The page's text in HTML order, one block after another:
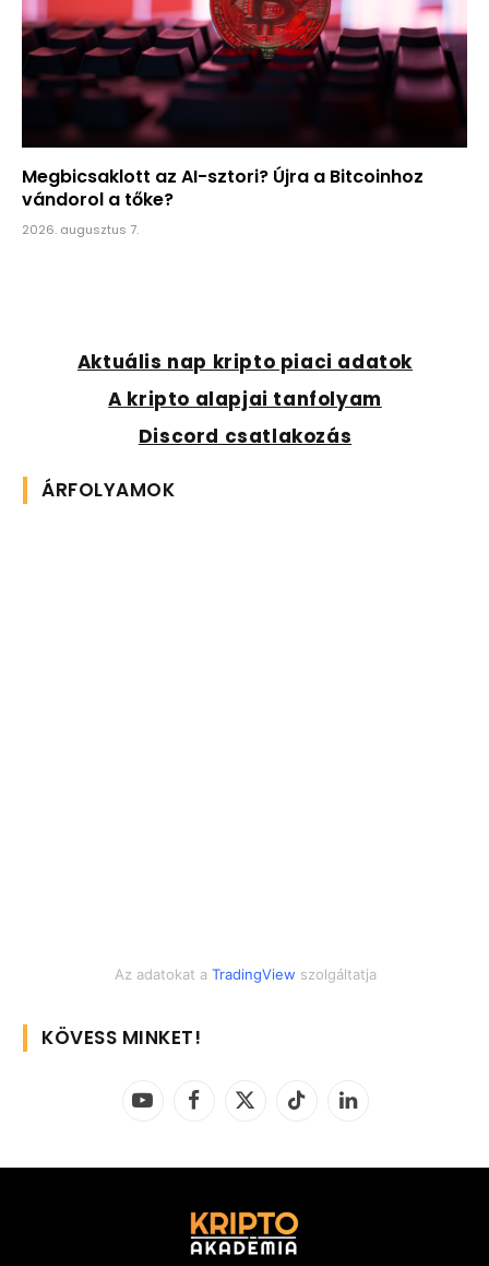
Megbicsaklott az AI-sztori? Újra a Bitcoinhoz
vándorol a tőke?
2026. augusztus 7.
Aktuális nap kripto piaci adatok
A kripto alapjai tanfolyam
Discord csatlakozás
ÁRFOLYAMOK
Az adatokat a TradingView szolgáltatja
KÖVESS MINKET!
YouTubeFacebook
X
TikTok LinkedIn